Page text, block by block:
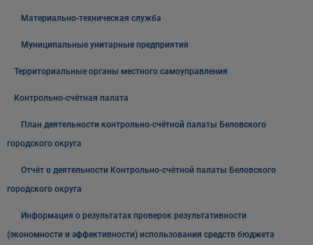
Материально-техническая служба
Муниципальные унитарные предприятия
Территориальные органы местного самоуправления
Контрольно-счётная палата
План деятельности контрольно-счётной палаты Беловского
городского округа
Отчёт о деятельности Контрольно-счётной палаты Беловского
городского округа
Информация о результатах проверок результативности
(экономности и эффективности) использования средств бюджета